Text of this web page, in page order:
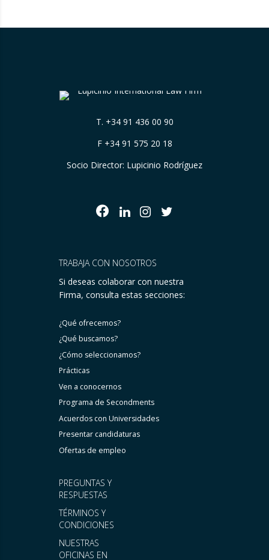
T. +34 91 436 00 90
F +34 91 575 20 18
Socio Director: Lupicinio Rodríguez
PREGUNTAS Y
RESPUESTAS
TÉRMINOS Y
CONDICIONES
NUESTRAS
OFICINAS EN
TRABAJA CON NOSOTROS
Si deseas colaborar con nuestra
Firma, consulta estas secciones:
¿Qué ofrecemos?
¿Qué buscamos?
¿Cómo seleccionamos?
Prácticas
Ven a conocernos
Programa de Secondments
Acuerdos con Universidades
Presentar candidaturas
Ofertas de empleo